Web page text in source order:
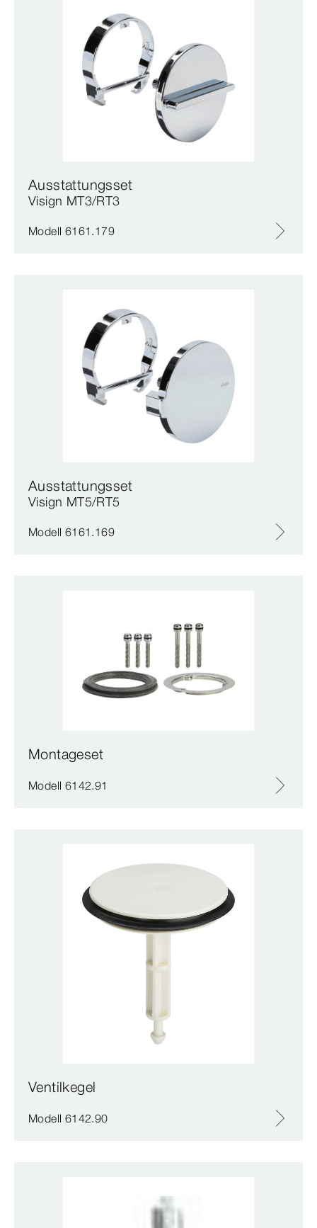
Ausstattungsset
Visign MT3/RT3
Modell 6161.179
Ausstattungsset
Visign MT5/RT5
Modell 6161.169
Montageset
Modell 6142.91
Ventilkegel
Modell 6142.90